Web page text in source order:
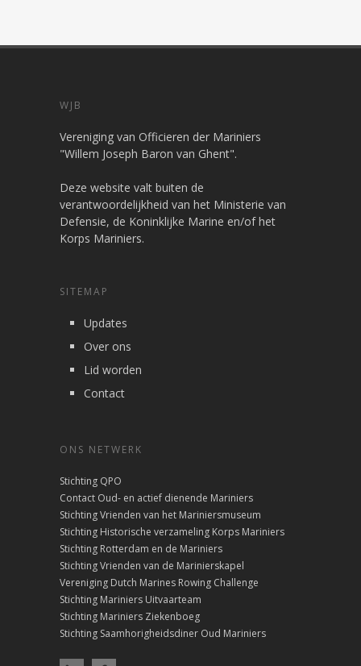
WJB
Vereniging van Officieren der Mariniers
"Willem Joseph Baron van Ghent".
Deze website valt buiten de
verantwoordelijkheid van het Ministerie van
Defensie, de Koninklijke Marine en/of het
Korps Mariniers.
SITEMAP
Updates
Over ons
Lid worden
Contact
ONS NETWERK
Stichting QPO
Contact Oud- en actief dienende Mariniers
Stichting Vrienden van het Mariniersmuseum
Stichting Historische verzameling Korps Mariniers
Stichting Rotterdam en de Mariniers
Stichting Vrienden van de Marinierskapel
Vereniging Dutch Marines Rowing Challenge
Stichting Mariniers Uitvaarteam
Stichting Mariniers Ziekenboeg
Stichting Saamhorigheidsdiner Oud Mariniers